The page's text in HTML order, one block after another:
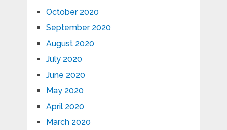
October 2020
September 2020
August 2020
July 2020
June 2020
May 2020
April 2020
March 2020